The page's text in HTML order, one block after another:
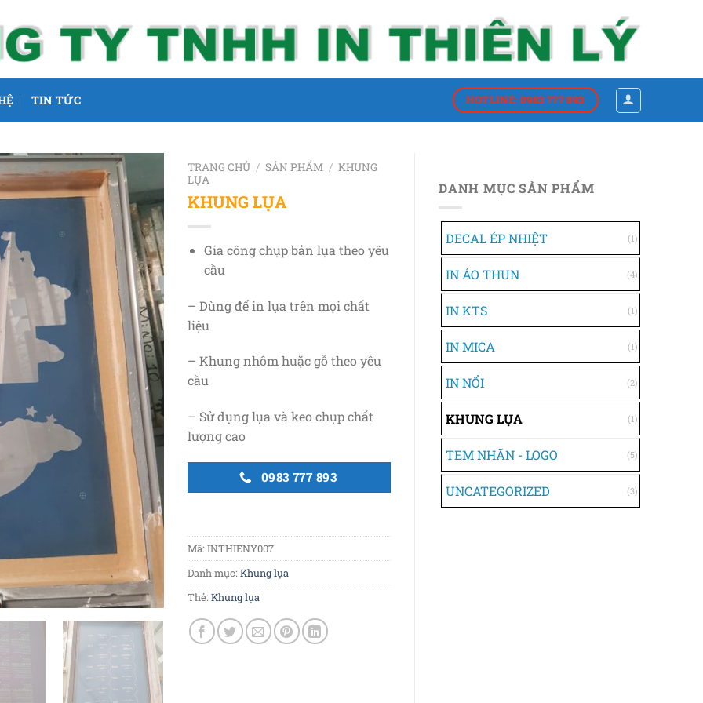
TIN TỨC HOTLINE: 0983 777 893
TRANG CHỦ / SẢN PHẨM / KHUNG
LỤA
KHUNG LỤA
Gia công chụp bản lụa theo yêu
cầu
– Dùng để in lụa trên mọi chất
liệu
– Khung nhôm huặc gỗ theo yêu
cầu
– Sử dụng lụa và keo chụp chất
lượng cao
0983 777 893
Mã: INTHIENY007
Danh mục: Khung lụa
Thẻ: Khung lụa
DANH MỤC SẢN PHẨM
DECAL ÉP NHIỆT (1)
IN ÁO THUN (4)
IN KTS (1)
IN MICA (1)
IN NỔI (2)
KHUNG LỤA (1)
TEM NHÃN - LOGO (5)
UNCATEGORIZED (3)